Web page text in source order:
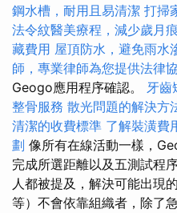
鋼水槽，耐用且易清潔 打掃
法令紋醫美療程，減少歲月
藏費用 屋頂防水，避免雨水
師，專業律師為您提供法律
Geogo應用程序確認。 牙齒
整骨服務 散光問題的解決方
清潔的收費標準 了解裝潢費
劃 像所有在線活動一樣，
完成所選距離以及五測試程
人都被提及，解決可能出現
等）不會依靠組織者，除了